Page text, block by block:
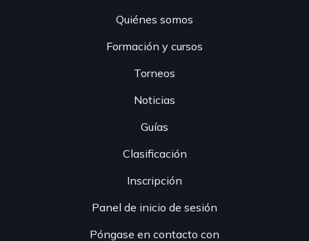
Quiénes somos
Formación y cursos
Torneos
Noticias
Guías
Clasificación
Inscripción
Panel de inicio de sesión
Póngase en contacto con